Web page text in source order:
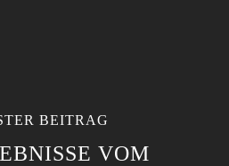
BEITRAG
VOM